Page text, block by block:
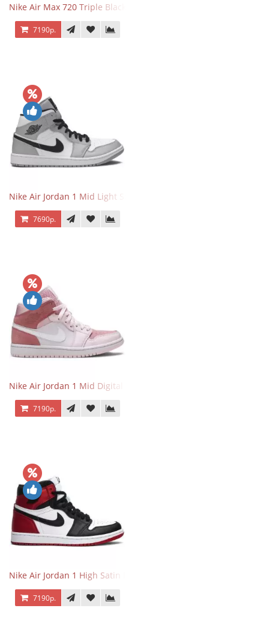
Nike Air Max 720 Triple Black
7190р.
Nike Air Jordan 1 Mid Light Smoke Grey
7690р.
Nike Air Jordan 1 Mid Digital Pink
7190р.
Nike Air Jordan 1 High Satin Black Toe
7190р.